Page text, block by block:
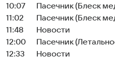
10:07
Пасечник (Блеск
11:02
Пасечник (Блеск
11:48
Новости
12:00
Пасечник
12:33
Новости